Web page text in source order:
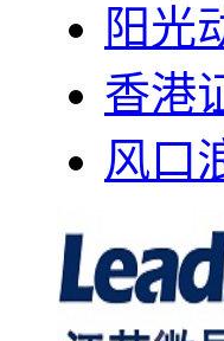
阳光
香港
风口